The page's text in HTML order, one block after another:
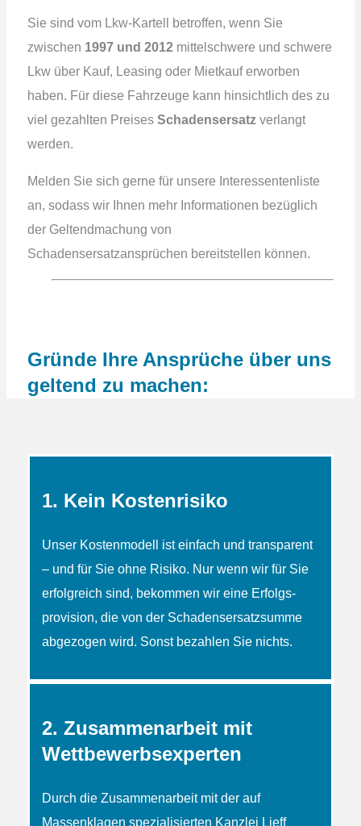
Sie sind vom Lkw-Kartell betroffen, wenn Sie
zwischen 1997 und 2012mittelschwere und schwere
Lkw über Kauf, Leasing oder Mietkauf erworben
haben. Für diese Fahrzeuge kann hinsichtlich des zu
viel gezahlten Preises Schadensersatzverlangt
werden.
Melden Sie sich gerne für unsere Interessentenliste
an, sodass wir Ihnen mehr Informationen bezüglich
der Geltendmachung von
Schadensersatzansprüchen bereitstellen können.
Gründe Ihre Ansprüche über uns
geltend zu machen:
1. Kein Kostenrisiko
Unser Kostenmodell ist einfach und transparent
– und für Sie ohne Risiko. Nur wenn wir für Sie
erfolgreich sind, bekommen wir eine Erfolgs­
provision, die von der Schadens­ersatzsumme
abgezogen wird. Sonst bezahlen Sie nichts.
2. Zusammenarbeit mit
Wettbewerbsexperten
Durch die Zusammenarbeit mit der auf
Massenklagen spezialisierten Kanzlei Lieff